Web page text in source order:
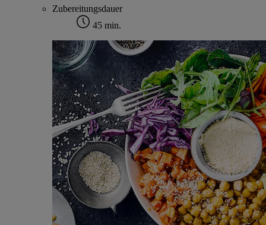
Zubereitungsdauer
45 min.